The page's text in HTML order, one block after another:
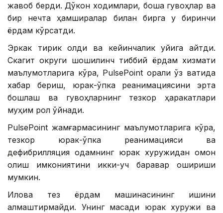
жавоб берди. Дўкон ходимлари, бошқа гувоҳлар ва
бир нечта ҳамширалар билан бирга у биринчи
ёрдам кўрсатди.
Эркак тирик қолди ва кейинчалик уйига қайтди.
Скагит округи шошилинч тиббий ёрдам хизмати
маълумотларига кўра, PulsePoint орқали ўз вақтида
хабар бериш, юрак-ўпка реанимациясини эрта
бошлаш ва гувоҳларнинг тезкор ҳаракатлари
муҳим рол ўйнади.
PulsePoint жамғармасининг маълумотларига кўра,
тезкор юрак-ўпка реанимацияси ва
дефибрилляция одамнинг юрак хуружидан омон
қолиш имкониятини икки-уч баравар ошириши
мумкин.
Илова тез ёрдам машинасининг ишини
алмаштирмайди. Унинг мақсади юрак хуружи ва